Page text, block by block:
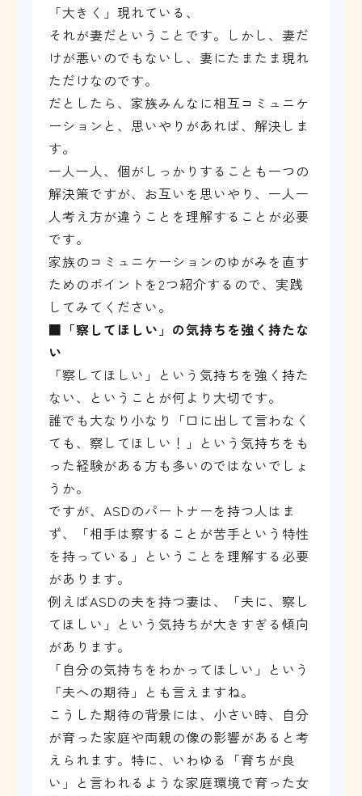
「大きく」現れている、
それが妻だということです。しかし、妻だ
けが悪いのでもないし、妻にたまたま現れ
ただけなのです。
だとしたら、家族みんなに相互コミュニケ
ーションと、思いやりがあれば、解決しま
す。
一人一人、個がしっかりすることも一つの
解決策ですが、お互いを思いやり、一人一
人考え方が違うことを理解することが必要
です。
家族のコミュニケーションのゆがみを直す
ためのポイントを2つ紹介するので、実践
してみてください。
■ 「察してほしい」の気持ちを強く持たな
い
「察してほしい」という気持ちを強く持た
ない、ということが何より大切です。
誰でも大なり小なり「口に出して言わなく
ても、察してほしい！」という気持ちをも
った経験がある方も多いのではないでしょ
うか。
ですが、ASDのパートナーを持つ人はま
ず、「相手は察することが苦手という特性
を持っている」ということを理解する必要
があります。
例えばASDの夫を持つ妻は、「夫に、察し
てほしい」という気持ちが大きすぎる傾向
があります。
「自分の気持ちをわかってほしい」という
「夫への期待」とも言えますね。
こうした期待の背景には、小さい時、自分
が育った家庭や両親の像の影響があると考
えられます。特に、いわゆる「育ちが良
い」と言われるような家庭環境で育った女